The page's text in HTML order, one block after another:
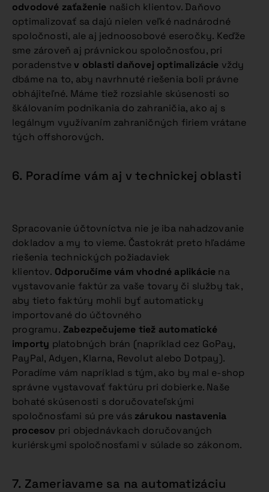
odvodové zaťaženie našich klientov. Daňovo
optimalizovať sa dajú nielen veľké nadnárodné
spoločnosti, ale aj jednoosobové eseročky. Keďže
sme zároveň aj právnickou spoločnosťou, pri
poradenstvev oblasti daňovej optimalizácie vždy
dbáme na to, aby navrhnuté riešenia boli právne
obhájiteľné. Máme tiež rozsiahle skúsenosti so
škálovaním podnikania do zahraničia, ako aj s
legálnym využívaním zahraničných firiem vrátane
tých offshorových.
6. Poradíme vám aj v technickej oblasti
Spracovanie účtovníctva nie je iba nahadzovanie
dokladov a my to vieme. Častokrát preto hľadáme
riešenia technických požiadaviek
klientov. Odporučíme vám vhodné aplikácie na
vystavovanie faktúr za vaše tovary či služby tak,
aby tieto faktúry mohli byť automaticky
importované do účtovného
programu. Zabezpečujeme tiež automatické
importy platobných brán (napríklad cez GoPay,
PayPal, Adyen, Klarna, Revolut alebo Dotpay).
Poradíme vám napríklad s tým, ako by mal e-shop
správne vystavovať faktúru pri dobierke. Naše
bohaté skúsenosti s doručovateľskými
spoločnosťami sú pre vás zárukou nastavenia
procesov pri objednávkach doručovaných
kuriérskymi spoločnosťami v súlade so zákonom.
7. Zameriavame sa na automatizáciu